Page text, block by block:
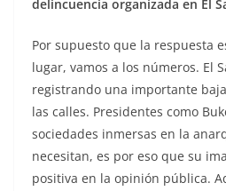
delincuencia organizada en El
Por supuesto que la respuesta
lugar, vamos a los números. El
registrando una importante
las calles. Presidentes como
sociedades inmersas en la
necesitan, es por eso que su
positiva en la opinión pública.